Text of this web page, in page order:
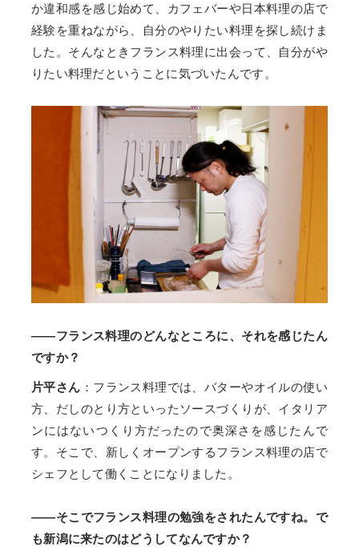
か違和感を感じ始めて、カフェバーや日本料理の店で
経験を重ねながら、自分のやりたい料理を探し続けま
した。そんなときフランス料理に出会って、自分がや
りたい料理だということに気づいたんです。
——フランス料理のどんなところに、それを感じたん
ですか？
片平さん ：フランス料理では、バターやオイルの使い
方、だしのとり方といったソースづくりが、イタリア
ンにはないつくり方だったので奥深さを感じたんで
す。そこで、新しくオープンするフランス料理の店で
シェフとして働くことになりました。
——そこでフランス料理の勉強をされたんですね。で
も新潟に来たのはどうしてなんですか？